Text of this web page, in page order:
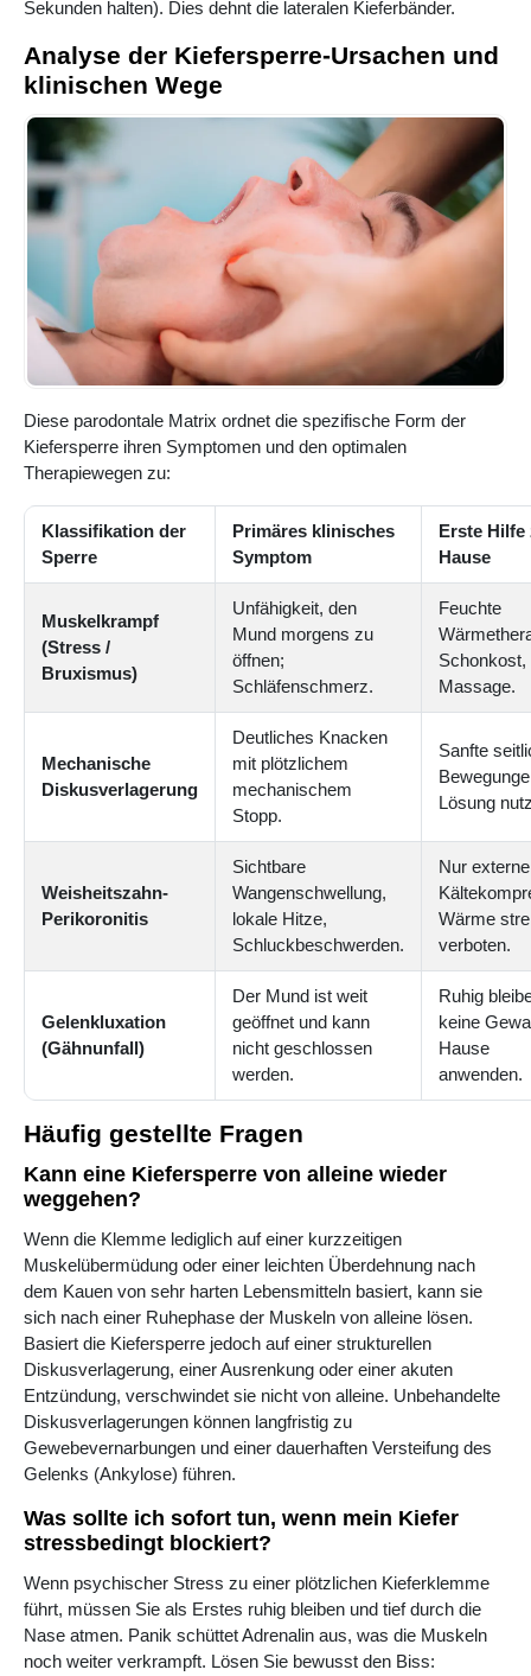
Sekunden halten). Dies dehnt die lateralen Kieferbänder.
Analyse der Kiefersperre-Ursachen und
klinischen Wege
Diese parodontale Matrix ordnet die spezifische Form der
Kiefersperre ihren Symptomen und den optimalen
Therapiewegen zu:
Klassifikation der
Sperre
Primäres klinisches
Symptom
Erste Hilfe
Hause
Muskelkrampf
(Stress /
Bruxismus)
Unfähigkeit, den
Mund morgens zu
öffnen;
Schläfenschmerz.
Feuchte
Schonkost,
Massage.
Mechanische
Diskusverlagerung
Deutliches Knacken
mit plötzlichem
mechanischem
Stopp.
Sanfte
Lösung
Weisheitszahn-
Perikoronitis
Sichtbare
Wangenschwellung,
lokale Hitze,
Schluckbeschwerden.
Nur externe
Wärme
verboten.
Gelenkluxation
(Gähnunfall)
Der Mund ist weit
geöffnet und kann
nicht geschlossen
werden.
Ruhig
keine
Hause
anwenden.
Häufig gestellte Fragen
Kann eine Kiefersperre von alleine wieder
weggehen?
Wenn die Klemme lediglich auf einer kurzzeitigen
Muskelübermüdung oder einer leichten Überdehnung nach
dem Kauen von sehr harten Lebensmitteln basiert, kann sie
sich nach einer Ruhephase der Muskeln von alleine lösen.
Basiert die Kiefersperre jedoch auf einer strukturellen
Diskusverlagerung, einer Ausrenkung oder einer akuten
Entzündung, verschwindet sie nicht von alleine. Unbehandelte
Diskusverlagerungen können langfristig zu
Gewebevernarbungen und einer dauerhaften Versteifung des
Gelenks (Ankylose) führen.
Was sollte ich sofort tun, wenn mein Kiefer
stressbedingt blockiert?
Wenn psychischer Stress zu einer plötzlichen Kieferklemme
führt, müssen Sie als Erstes ruhig bleiben und tief durch die
Nase atmen. Panik schüttet Adrenalin aus, was die Muskeln
noch weiter verkrampft. Lösen Sie bewusst den Biss: